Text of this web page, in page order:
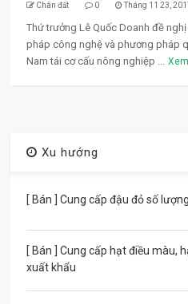
Chân đất 0 Tháng 11 23,
Thứ trưởng Lê Quốc Doanh đề
pháp công nghệ và phương pháp
Nam tái cơ cấu nông nghiệp ...
Xu hướng
[ Bán ] Cung cấp đậu đỏ số
[ Bán ] Cung cấp hạt điều màu,
xuất khẩu